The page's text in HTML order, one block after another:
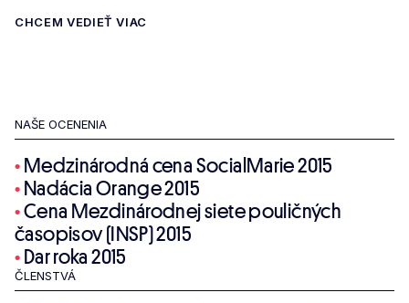
CHCEM VEDIEŤ VIAC
NAŠE OCENENIA
•Medzinárodná cena SocialMarie 2015
•Nadácia Orange 2015
•Cena Mezdinárodnej siete pouličných
časopisov (INSP) 2015
•Dar roka 2015
ČLENSTVÁ